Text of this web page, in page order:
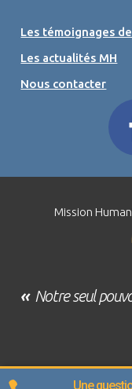
Une
Les témoignages
Les actualités MH
Nous contacter
Mission
« Notre seul